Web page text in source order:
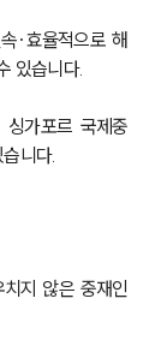
·효율적으로 해
있습니다.
싱가포르 국제중
니다.
지 않은 중재인